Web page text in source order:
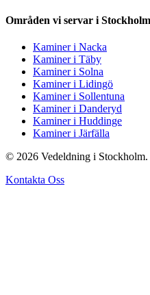
Områden vi servar i Stockholm
Kaminer i Nacka
Kaminer i Täby
Kaminer i Solna
Kaminer i Lidingö
Kaminer i Sollentuna
Kaminer i Danderyd
Kaminer i Huddinge
Kaminer i Järfälla
© 2026 Vedeldning i
Kontakta Oss